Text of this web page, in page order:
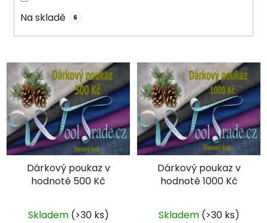
Na skladě 6
V
ý
p
i
s
p
r
Dárkový poukaz v
hodnotě 500 Kč
Skladem (>30 ks)
Dárkový poukaz v
hodnotě 1000 Kč
Skladem (>30 ks)